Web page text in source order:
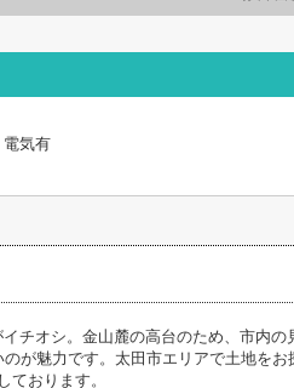
電気有
チオシ。金山麓の高台のため、市内
が魅力です。太田市エリアで土地を
ております。